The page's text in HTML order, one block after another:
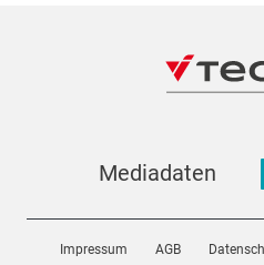
Mediadaten
Impressum AGB